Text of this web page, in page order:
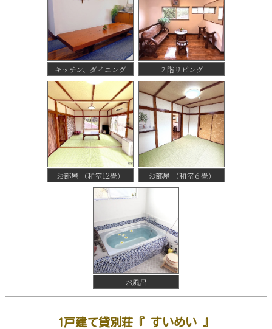
キッチン、ダイニング ２階リビング
お部屋 （和室12畳） お部屋 （和室６畳）
お風呂
1戸建て貸別荘『 すいめい 』